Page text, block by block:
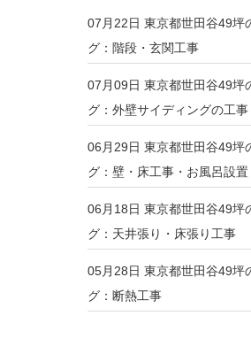
07月22日 東京都世田谷49坪
グ：階段・玄関工事
07月09日 東京都世田谷49坪
グ：外壁サイディングの工事
06月29日 東京都世田谷49坪
グ：壁・床工事・お風呂設置
06月18日 東京都世田谷49坪
グ：天井張り・床張り工事
05月28日 東京都世田谷49坪
グ：断熱工事